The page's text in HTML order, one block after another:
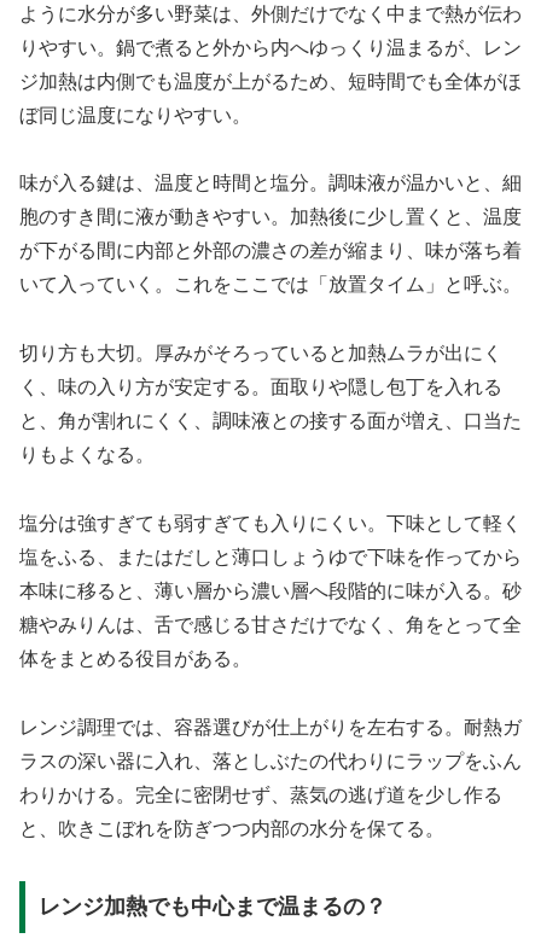
ように水分が多い野菜は、外側だけでなく中まで熱が伝わ
りやすい。鍋で煮ると外から内へゆっくり温まるが、レン
ジ加熱は内側でも温度が上がるため、短時間でも全体がほ
ぼ同じ温度になりやすい。
味が入る鍵は、温度と時間と塩分。調味液が温かいと、細
胞のすき間に液が動きやすい。加熱後に少し置くと、温度
が下がる間に内部と外部の濃さの差が縮まり、味が落ち着
いて入っていく。これをここでは「放置タイム」と呼ぶ。
切り方も大切。厚みがそろっていると加熱ムラが出にく
く、味の入り方が安定する。面取りや隠し包丁を入れる
と、角が割れにくく、調味液との接する面が増え、口当た
りもよくなる。
塩分は強すぎても弱すぎても入りにくい。下味として軽く
塩をふる、またはだしと薄口しょうゆで下味を作ってから
本味に移ると、薄い層から濃い層へ段階的に味が入る。砂
糖やみりんは、舌で感じる甘さだけでなく、角をとって全
体をまとめる役目がある。
レンジ調理では、容器選びが仕上がりを左右する。耐熱ガ
ラスの深い器に入れ、落としぶたの代わりにラップをふん
わりかける。完全に密閉せず、蒸気の逃げ道を少し作る
と、吹きこぼれを防ぎつつ内部の水分を保てる。
レンジ加熱でも中心まで温まるの？